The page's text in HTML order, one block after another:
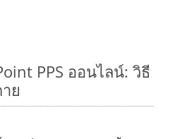
PPS ออนไลน์: วิธี
ย